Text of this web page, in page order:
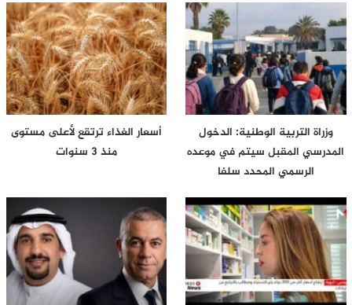
وزراة التربية الوطنية: الدخول
المدرسي المقبل سیتم في موعده
الرسمي المحدد سلفا
أسعار الغذاء ترتقع لأعلى مستوى
منذ 3 سنوات